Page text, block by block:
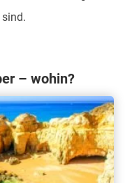
– wohin?